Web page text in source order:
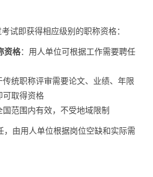
试即获得相应级别的职称资格：
资格：用人单位可根据工作需要聘任
传统职称评审需要论文、业绩、年限
可取得资格
国范围内有效，不受地域限制
，由用人单位根据岗位空缺和实际需